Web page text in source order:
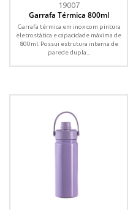
19007
Garrafa Térmica 800ml
Garrafa térmica em inox com pintura
eletrostática e capacidade máxima de
800ml. Possui estrutura interna de
parede dupla...